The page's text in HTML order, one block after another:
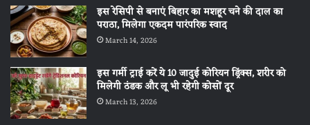
इस रेसिपी से बनाएं बिहार का मशहूर चने की दाल का
पराठा, मिलेगा एकदम पारंपरिक स्वाद
March 14, 2026
इस गर्मी ट्राई करें ये 10 जादुई कोरियन ड्रिंक्स, शरीर को
मिलेगी ठंडक और लू भी रहेगी कोसों दूर
March 13, 2026